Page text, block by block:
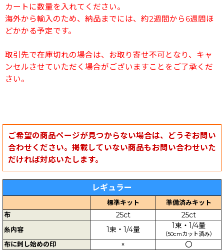
カートに数量を入れてください。
海外から輸入のため、納品までには、約2週間から6週間ほ
どかかる予定です。
取引先で在庫切れの場合は、お取り寄せ不可となり、キャ
ンセルさせていただく場合がございますことをご了承くだ
さい。
ご希望の商品ページが見つからない場合は、どうぞお問い
合わせください。掲載していない商品もお問い合わせいた
だければ対応いたします。
レギュラー
標準キット
準備済みキット
布
25ct 25ct
糸内容 1束・1/4量 1束・1/4量
（50cmカット済み）
布に刺し始めの印 × 〇